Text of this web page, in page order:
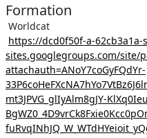
Formation
Worldcat
https://dcd0f50f-a-62cb3a1a-
sites.googlegroups.com/site/
attachauth=ANoY7coGyFQdYr-
mt3JPVG_glIyAlm8gJY-